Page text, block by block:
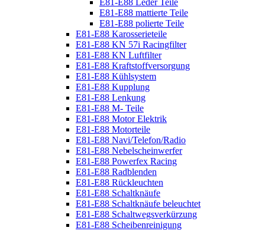
E81-E88 mattierte Teile
E81-E88 polierte Teile
E81-E88 Karosserieteile
E81-E88 KN 57i Racingfilter
E81-E88 KN Luftfilter
E81-E88 Kraftstoffversorgung
E81-E88 Kühlsystem
E81-E88 Kupplung
E81-E88 Lenkung
E81-E88 M- Teile
E81-E88 Motor Elektrik
E81-E88 Motorteile
E81-E88 Navi/Telefon/Radio
E81-E88 Nebelscheinwerfer
E81-E88 Powerfex Racing
E81-E88 Radblenden
E81-E88 Rückleuchten
E81-E88 Schaltknäufe
E81-E88 Schaltknäufe beleuchtet
E81-E88 Schaltwegsverkürzung
E81-E88 Scheibenreinigung